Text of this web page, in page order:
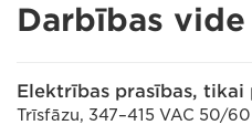
Darbības vide
Elektrības prasības, tikai
Trīsfāzu, 347–415 VAC 50/